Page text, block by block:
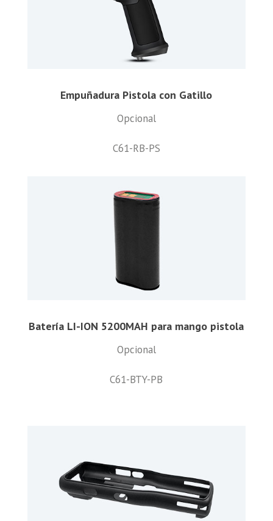
Empuñadura Pistola con Gatillo
Opcional
C61-RB-PS
Batería LI-ION 5200MAH para mango pistola
Opcional
C61-BTY-PB